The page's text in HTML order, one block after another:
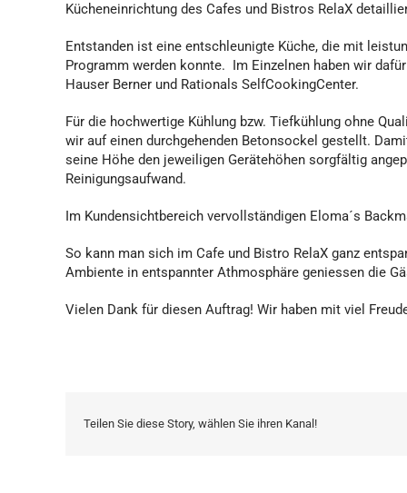
Kücheneinrichtung des Cafes und Bistros RelaX
Entstanden ist eine entschleunigte Küche, die mit
Programm werden konnte. Im Einzelnen haben wir
Hauser Berner und Rationals SelfCookingCenter.
Für die hochwertige Kühlung bzw. Tiefkühlung ohne
wir auf einen durchgehenden Betonsockel gestellt.
seine Höhe den jeweiligen Gerätehöhen sorgfältig
Reinigungsaufwand.
Im Kundensichtbereich vervollständigen Eloma´s
So kann man sich im Cafe und Bistro RelaX ganz
Ambiente in entspannter Athmosphäre geniessen die
Vielen Dank für diesen Auftrag! Wir haben mit viel
Teilen Sie diese Story, wählen Sie ihren Kanal!